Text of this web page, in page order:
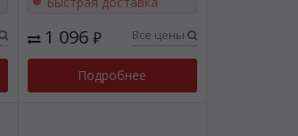
1 096₽ Все цены
Подробнее